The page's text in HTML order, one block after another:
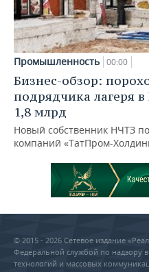
Промышленность 00:00
Бизнес-обзор:
подрядчика лагеря
1,8 млрд
Новый собственник НЧТЗ
компаний «ТатПром-
© 2015 - 2026 Сетевое издание
Федеральной службой по надзору
технологий и массовых